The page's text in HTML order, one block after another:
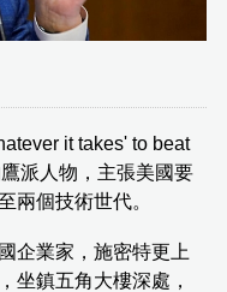
it takes' to beat
派人物，主張美國要
兩個技術世代。
企業家，施密特更上
坐鎮五角大樓深處，